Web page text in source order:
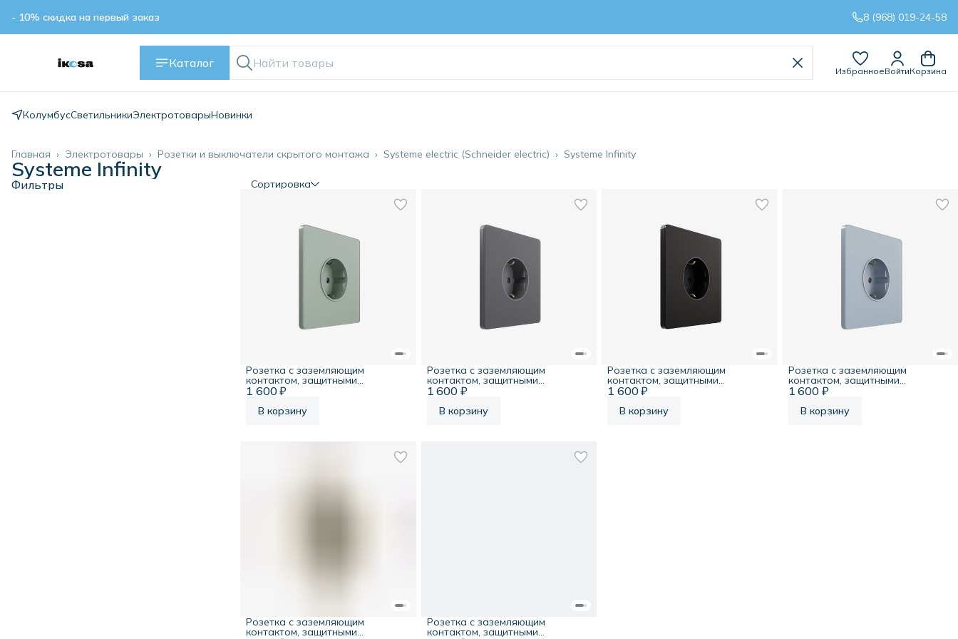
- 10% скидка на первый заказ 8 (968) 019-24-58
Каталог
ИзбранноеВойтиКорзина
КолумбусСветильникиЭлектротоварыНовинки
Systeme Infinity
Systeme electric (Schneider electric) ›
Розетки и выключатели скрытого монтажа ›
Электротовары ›
Главная ›
Systeme Infinity
Фильтры Сортировка
1 600 ₽
Розетка с заземляющим
контактом, защитными
шторками, 16А, 250В, таежное
В корзину
1 600 ₽
Розетка с заземляющим
контактом, защитными
шторками, 16А, 250В,
Infinity
В корзину
1 600 ₽
Розетка с заземляющим
контактом, защитными
шторками, 16А, 250В, полярная
В корзину
1 600 ₽
Розетка с заземляющим
контактом, защитными
шторками, 16А, 250В, стальное
В корзину
Розетка с заземляющим
контактом, защитными
Розетка с заземляющим
контактом, защитными